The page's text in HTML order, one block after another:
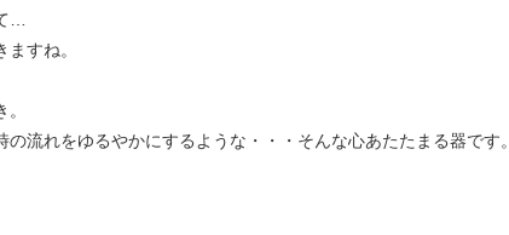
…
すね。
流れをゆるやかにするような・・・そんな心あたたまる器です。